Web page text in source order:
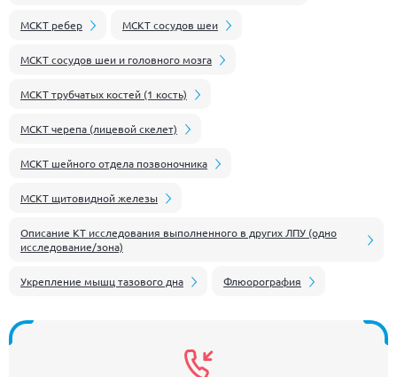
МСКТ ребер МСКТ сосудов шеи
МСКТ сосудов шеи и головного мозга
МСКТ трубчатых костей (1 кость)
МСКТ черепа (лицевой скелет)
МСКТ шейного отдела позвоночника
МСКТ щитовидной железы
Описание КТ исследования выполненного в других ЛПУ (одно
исследование/зона)
Укрепление мышц тазового дна Флюорография